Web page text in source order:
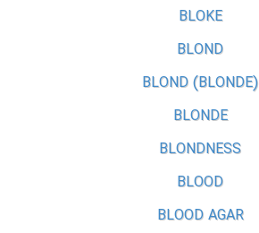
BLOKE
BLOND
BLOND (BLONDE)
BLONDE
BLONDNESS
BLOOD
BLOOD AGAR